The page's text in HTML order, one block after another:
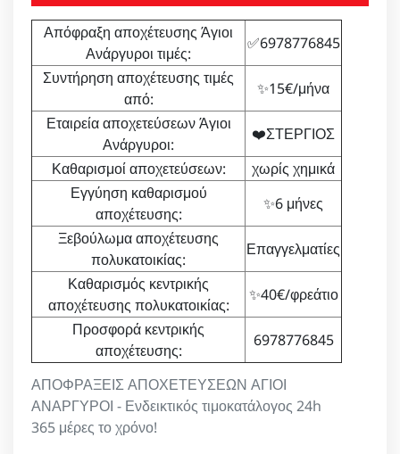
ΑΠΟΦΡΑΞΕΙΣ ΑΠΟΧΕΤΕΥΣΕΩΝ ΑΓΙΟΙ
ΑΝΑΡΓΥΡΟΙ - Ενδεικτικός τιμοκατάλογος 24h
365 μέρες το χρόνο!
Απόφραξη αποχέτευσης Άγιοι
Ανάργυροι τιμές:
✅6978776845
Συντήρηση αποχέτευσης τιμές
από:
✨15€/μήνα
Εταιρεία αποχετεύσεων Άγιοι
Ανάργυροι:
❤️ΣΤΕΡΓΙΟΣ
Καθαρισμοί αποχετεύσεων:
χωρίς χημικά
Εγγύηση καθαρισμού
αποχέτευσης:
✨6 μήνες
Ξεβούλωμα αποχέτευσης
πολυκατοικίας:
Επαγγελματίες
Καθαρισμός κεντρικής
αποχέτευσης πολυκατοικίας:
✨40€/φρεάτιο
Προσφορά κεντρικής
αποχέτευσης:
6978776845